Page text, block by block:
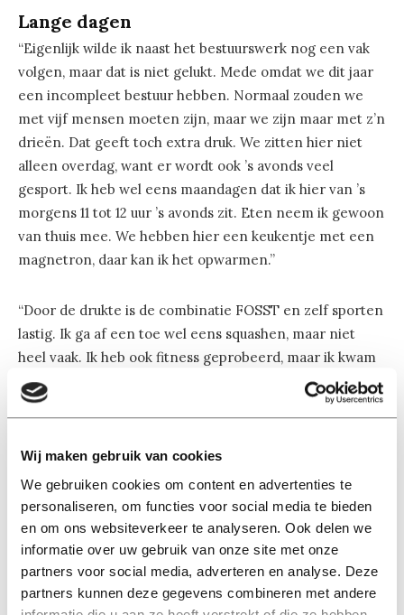
Wij maken gebruik van cookies
We gebruiken cookies om content en advertenties te
personaliseren, om functies voor social media te bieden
en om ons websiteverkeer te analyseren. Ook delen we
informatie over uw gebruik van onze site met onze
partners voor social media, adverteren en analyse. Deze
partners kunnen deze gegevens combineren met andere
Lange dagen
“Eigenlijk wilde ik naast het bestuurswerk nog een vak
volgen, maar dat is niet gelukt. Mede omdat we dit jaar
een incompleet bestuur hebben. Normaal zouden we
met vijf mensen moeten zijn, maar we zijn maar met z’n
drieën. Dat geeft toch extra druk. We zitten hier niet
alleen overdag, want er wordt ook ’s avonds veel
gesport. Ik heb wel eens maandagen dat ik hier van ’s
morgens 11 tot 12 uur ’s avonds zit. Eten neem ik gewoon
van thuis mee. We hebben hier een keukentje met een
magnetron, daar kan ik het opwarmen.”
“Door de drukte is de combinatie FOSST en zelf sporten
lastig. Ik ga af een toe wel eens squashen, maar niet
heel vaak. Ik heb ook fitness geprobeerd, maar ik kwam
er toen achter dat fitness niet echt mijn ding is. Met het
bestuur proberen we wel alle sporten uit. Dan trainen
te krijgen hoe het bij alle sportverenigingen hier gaat.”
Activiteiten organiseren
“Voordat ik hieraan begon, had ik al een goed beeld van
wat ik kon verwachten, van mijn voorganger heb ik
daarbij een hele goede overdracht gekregen. Ik moet
heel veel overleggen. Met het hoofd Sportcentrum, met